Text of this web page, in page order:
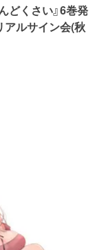
どくさい』6巻発
アルサイン会(秋